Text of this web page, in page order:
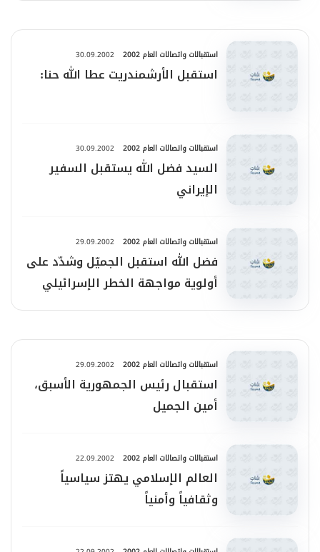
استقبالات واتصالات العام 2002 30.09.2002
استقبل الأرشمندريت عطا الله حنا:
استقبالات واتصالات العام 2002 30.09.2002
السيد فضل الله يستقبل السفير
الإيراني
استقبالات واتصالات العام 2002 29.09.2002
فضل الله استقبل الجميّل وشدّد على
أولوية مواجهة الخطر الإسرائيلي
استقبالات واتصالات العام 2002 29.09.2002
استقبال رئيس الجمهورية الأسبق،
أمين الجميل
استقبالات واتصالات العام 2002 22.09.2002
العالم الإسلامي يهتز سياسياً
وثقافياً وأمنياً